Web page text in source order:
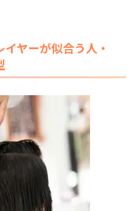
ヤーが似合う人・